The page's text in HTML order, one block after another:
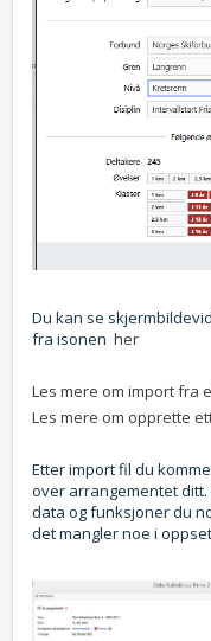
Du kan se
fra isonen her
Les mere om import fra
Les mere om opprette
Etter import fil du
over arrangementet
data og funksjoner du
det mangler noe i